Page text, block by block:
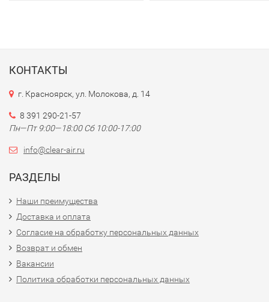
КОНТАКТЫ
г. Красноярск, ул. Молокова, д. 14
8 391 290-21-57
Пн—Пт 9:00—18:00 Сб 10:00-17:00
info@clear-air.ru
РАЗДЕЛЫ
Наши преимущества
Доставка и оплата
Согласие на обработку персональных данных
Возврат и обмен
Вакансии
Политика обработки персональных данных